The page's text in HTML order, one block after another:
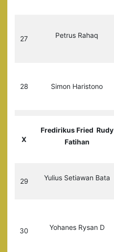
27 Petrus Rahaq
28 Simon Haristono
X
Fredirikus Fried Rudy
Fatihan
29 Yulius Setiawan Bata
30 Yohanes Rysan D